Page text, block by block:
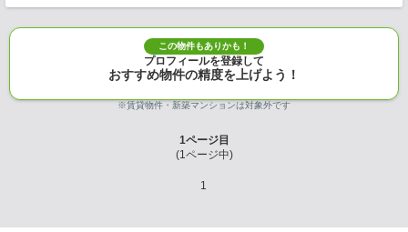
この物件もありかも！
プロフィールを登録して
おすすめ物件の精度を上げよう！
※賃貸物件・新築マンションは対象外です
1ページ目
(1ページ中)
1